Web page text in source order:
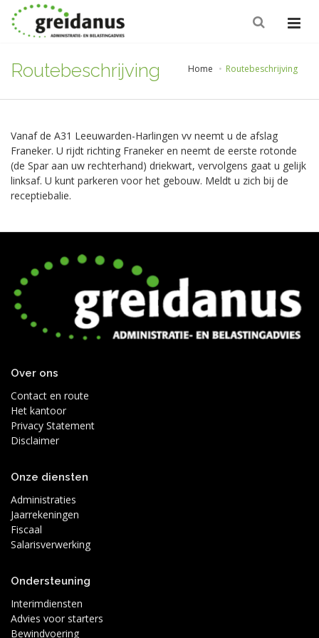
Home Routebeschrijving
Routebeschrijving
Vanaf de A31 Leeuwarden-Harlingen vv neemt u de afslag
Franeker. U rijdt richting Franeker en neemt de eerste rotonde
(de Spar aan uw rechterhand) driekwart, vervolgens gaat u gelijk
linksaf. U kunt parkeren voor het gebouw. Meldt u zich bij de
receptiebalie.
Over ons
Contact en route
Het kantoor
Privacy Statement
Disclaimer
Onze diensten
Administraties
Jaarrekeningen
Fiscaal
Salarisverwerking
Ondersteuning
Interimdiensten
Advies voor starters
Bewindvoering